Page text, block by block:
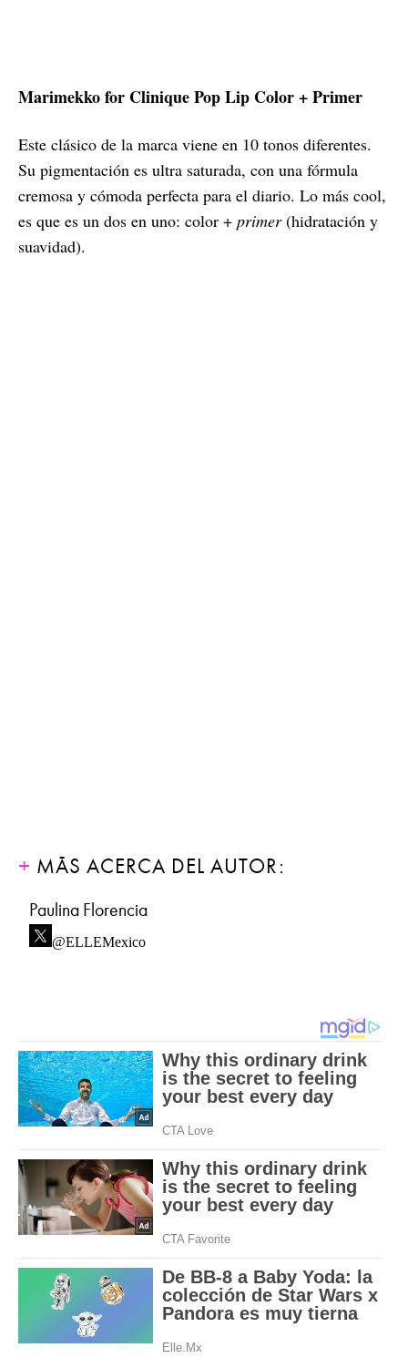
Marimekko for Clinique Pop Lip Color + Primer
Este clásico de la marca viene en 10 tonos diferentes.
Su pigmentación es ultra saturada, con una fórmula
cremosa y cómoda perfecta para el diario. Lo más cool,
es que es un dos en uno: color + primer(hidratación y
suavidad).
MÁS ACERCA DEL AUTOR:
Paulina Florencia
@ELLEMexico